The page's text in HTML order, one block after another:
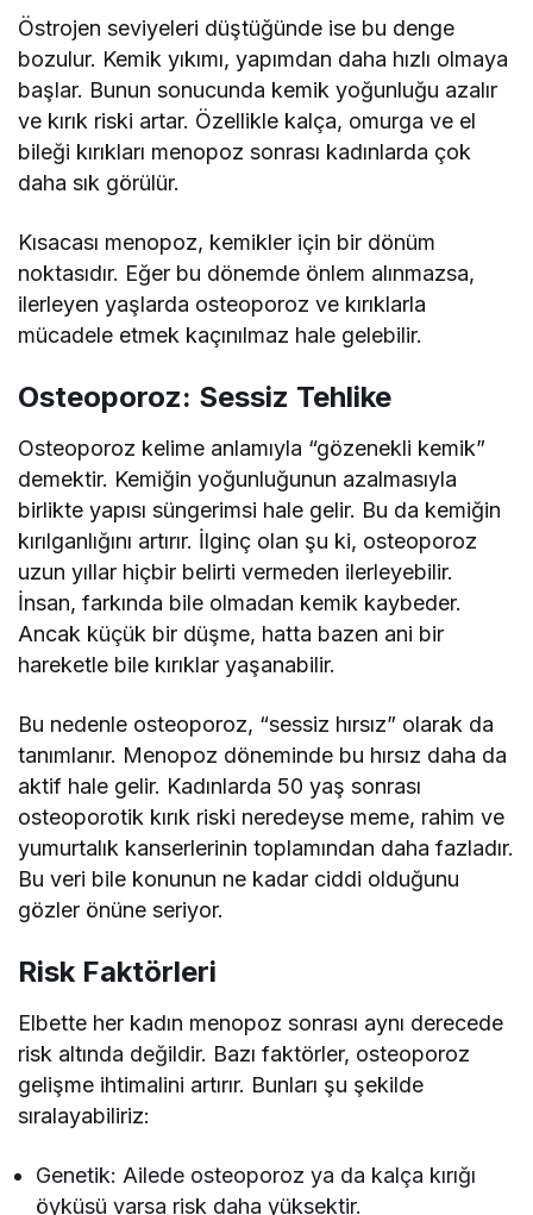
Östrojen seviyeleri düştüğünde ise bu denge
bozulur. Kemik yıkımı, yapımdan daha hızlı olmaya
başlar. Bunun sonucunda kemik yoğunluğu azalır
ve kırık riski artar. Özellikle kalça, omurga ve el
bileği kırıkları menopoz sonrası kadınlarda çok
daha sık görülür.
Kısacası menopoz, kemikler için bir dönüm
noktasıdır. Eğer bu dönemde önlem alınmazsa,
ilerleyen yaşlarda osteoporoz ve kırıklarla
mücadele etmek kaçınılmaz hale gelebilir.
Osteoporoz: Sessiz Tehlike
Osteoporoz kelime anlamıyla “gözenekli kemik”
demektir. Kemiğin yoğunluğunun azalmasıyla
birlikte yapısı süngerimsi hale gelir. Bu da kemiğin
kırılganlığını artırır. İlginç olan şu ki, osteoporoz
uzun yıllar hiçbir belirti vermeden ilerleyebilir.
İnsan, farkında bile olmadan kemik kaybeder.
Ancak küçük bir düşme, hatta bazen ani bir
hareketle bile kırıklar yaşanabilir.
Bu nedenle osteoporoz, “sessiz hırsız” olarak da
tanımlanır. Menopoz döneminde bu hırsız daha da
aktif hale gelir. Kadınlarda 50 yaş sonrası
osteoporotik kırık riski neredeyse meme, rahim ve
yumurtalık kanserlerinin toplamından daha fazladır.
Bu veri bile konunun ne kadar ciddi olduğunu
gözler önüne seriyor.
Risk Faktörleri
Elbette her kadın menopoz sonrası aynı derecede
risk altında değildir. Bazı faktörler, osteoporoz
gelişme ihtimalini artırır. Bunları şu şekilde
sıralayabiliriz:
Genetik: Ailede osteoporoz ya da kalça kırığı
öyküsü varsa risk daha yüksektir.